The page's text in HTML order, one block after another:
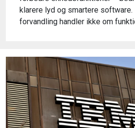
klarere lyd og smartere
forvandling handler ikke om